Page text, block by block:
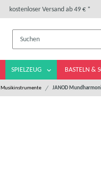
kostenloser Versand ab 49 € *
SPIELZEUG BASTELN &
Musikinstrumente JANOD